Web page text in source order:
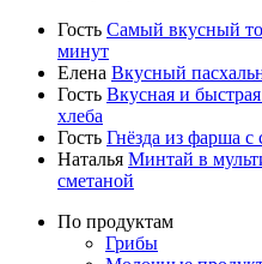
Гость Самый вкусный
минут
Елена Вкусный
Гость Вкусная и
хлеба
Гость Гнёзда из фарша с
Наталья Минтай в
сметаной
По продуктам
Грибы